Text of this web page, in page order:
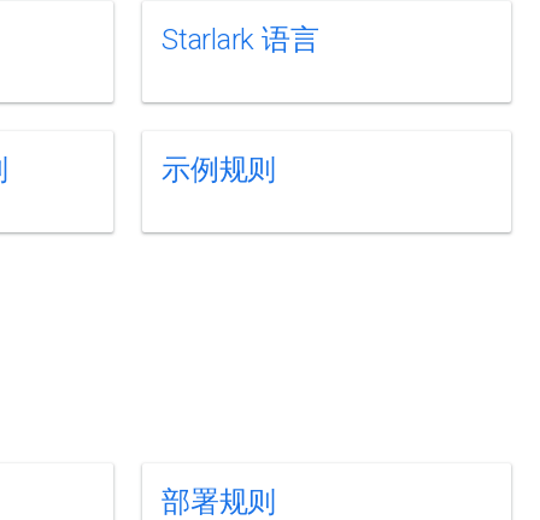
Starlark 语言
示例规则
部署规则